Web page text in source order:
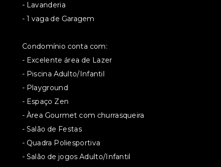
- Lavanderia
- 1 vaga de Garagem
Condomínio conta com:
- Excelente área de Lazer
- Piscina Adulto/Infantil
- Playground
- Espaço Zen
- Àrea Gourmet com churrasqueira
- Salão de Festas
- Quadra Poliesportiva
- Salão de jogos Adulto/Infantil